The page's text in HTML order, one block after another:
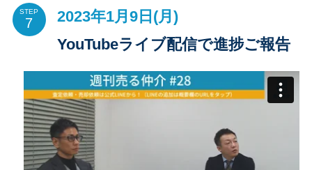
STEP
2023年1月9日(月)
YouTubeライブ配信で進捗ご報告